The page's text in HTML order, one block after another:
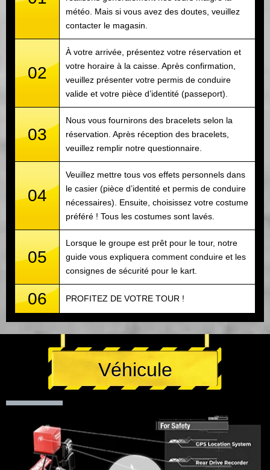
météo. Mais si vous avez des doutes, veuillez
contacter le magasin.
02
À votre arrivée, présentez votre réservation et
votre horaire à la caisse. Après confirmation,
veuillez présenter votre permis de conduire
valide et votre pièce d’identité (passeport).
03
Nous vous fournirons des bracelets selon la
réservation. Après réception des bracelets,
veuillez remplir notre questionnaire.
04
Veuillez mettre tous vos effets personnels dans
le casier (pièce d’identité et permis de conduire
nécessaires). Ensuite, choisissez votre costume
préféré ! Tous les costumes sont lavés.
05
Lorsque le groupe est prêt pour le tour, notre
guide vous expliquera comment conduire et les
consignes de sécurité pour le kart.
06 PROFITEZ DE VOTRE TOUR !
Véhicule